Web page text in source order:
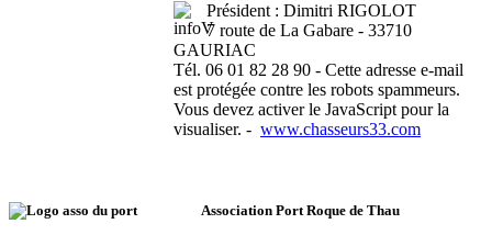
Président : Dimitri RIGOLOT
7 route de La Gabare - 33710
GAURIAC
Tél. 06 01 82 28 90 - Cette adresse e-mail
est protégée contre les robots spammeurs.
Vous devez activer le JavaScript pour la
visualiser. - www.chasseurs33.com
Association Port Roque de Thau